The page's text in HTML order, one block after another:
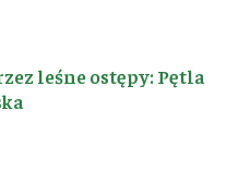
leśne ostępy: Pętla